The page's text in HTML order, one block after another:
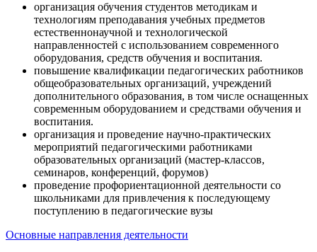
организация обучения студентов методикам и
технологиям преподавания учебных предметов
естественнонаучной и технологической
направленностей с использованием современного
оборудования, средств обучения и воспитания.
повышение квалификации педагогических работников
общеобразовательных организаций, учреждений
дополнительного образования, в том числе оснащенных
современным оборудованием и средствами обучения и
воспитания.
организация и проведение научно-практических
мероприятий педагогическими работниками
образовательных организаций (мастер-классов,
семинаров, конференций, форумов)
проведение профориентационной деятельности со
школьниками для привлечения к последующему
поступлению в педагогические вузы
Основные направления деятельности